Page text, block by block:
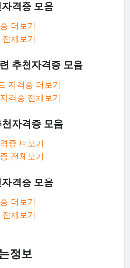
격증 모음
더보기
체보기
추천자격증 모음
자격증 더보기
격증 전체보기
자격증 모음
증 더보기
전체보기
격증 모음
더보기
체보기
정보